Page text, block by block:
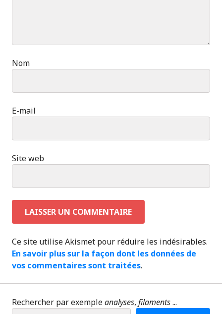
Nom
E-mail
Site web
Ce site utilise Akismet pour réduire les indésirables.
En savoir plus sur la façon dont les données de
vos commentaires sont traitées.
Rechercher par exempleanalyses, filaments...